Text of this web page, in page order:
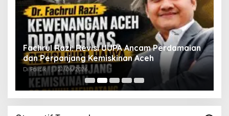
Fachrul Razi: Revisi UUPA Ancam Perdamaian
dan Perpanjang Kemiskinan Aceh
Di Politik 21/06/2026